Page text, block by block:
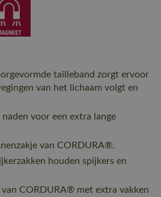
tailleband zorgt ervoor
van het lichaam volgt en
voor een extra lange
van CORDURA®.
houden spijkers en
van CORDURA® met extra vakken